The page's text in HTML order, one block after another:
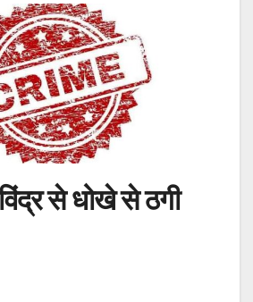
से धोखे से ठगी